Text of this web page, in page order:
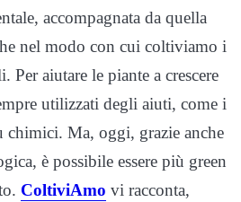
accompagnata da quella
nel modo con cui coltiviamo i
aiutare le piante a crescere
utilizzati degli aiuti, come i
Ma, oggi, grazie anche
è possibile essere più green
ColtiviAmo vi racconta,